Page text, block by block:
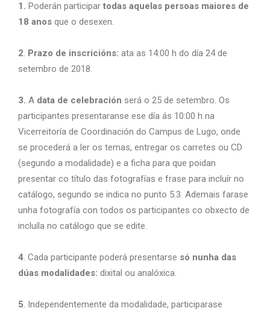
1. Poderán participar todas aquelas persoas maiores de
18 anos que o desexen.
2. Prazo de inscricións: ata as 14:00 h do día 24 de
setembro de 2018.
3. A data de celebración será o 25 de setembro. Os
participantes presentaranse ese día ás 10:00 h na
Vicerreitoría de Coordinación do Campus de Lugo, onde
se procederá a ler os temas, entregar os carretes ou CD
(segundo a modalidade) e a ficha para que poidan
presentar co título das fotografías e frase para incluír no
catálogo, segundo se indica no punto 5.3. Ademais farase
unha fotografía con todos os participantes co obxecto de
incluíla no catálogo que se edite.
4. Cada participante poderá presentarse só nunha das
dúas modalidades: dixital ou analóxica.
5. Independentemente da modalidade, participarase